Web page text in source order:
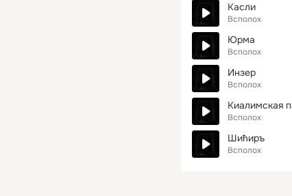
Касли
Всполох
Юрма
Всполох
Инзер
Всполох
Киалимская
Всполох
Шићиръ
Всполох